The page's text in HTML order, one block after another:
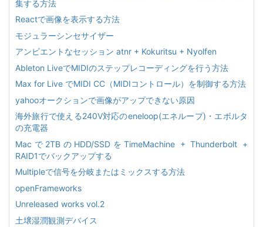
集する方法
Reactで画像を表示する方法
モジュラーシンセサイザー
アンビエントなセッション atnr + Kokuritsu + Nyolfen
Ableton LiveでMIDIのステップレコーディングを行う方法
Max for Live でMIDI CC（MIDIコントロール）を制御する方法
yahooオークションで画像がアップできない原因
海外旅行で使える240V対応のeneloop(エネループ)・エボルタ
の充電器
Macで2TBのHDD/SSDをTimeMachine + Thunderbolt +
RAID1でバックアップする
Multipleで信号を分岐またはミックスする方法
openFrameworks
Unreleased works vol.2
土壌湿潤観測デバイス